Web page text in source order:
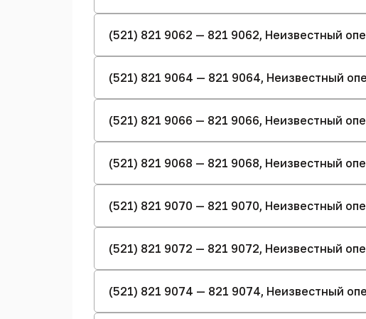
(521) 821 9062 — 821 9062, Неизвестный
(521) 821 9064 — 821 9064, Неизвестный
(521) 821 9066 — 821 9066, Неизвестный
(521) 821 9068 — 821 9068, Неизвестный
(521) 821 9070 — 821 9070, Неизвестный
(521) 821 9072 — 821 9072, Неизвестный
(521) 821 9074 — 821 9074, Неизвестный